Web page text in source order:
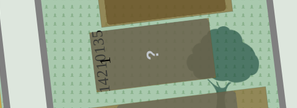
14210135
1